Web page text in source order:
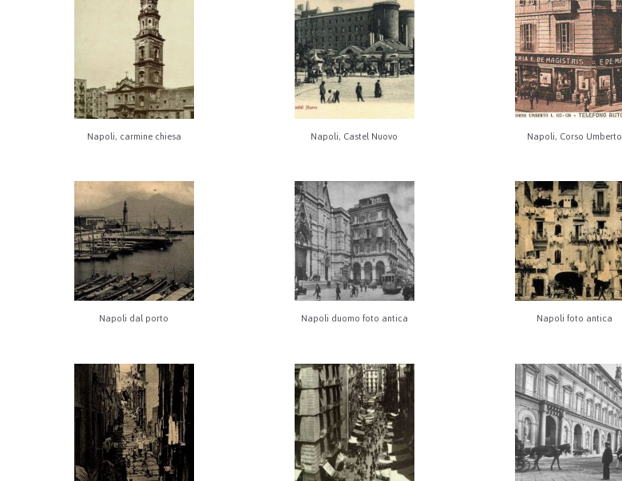
Napoli, carmine chiesa Napoli, Castel Nuovo Napoli, Corso Umberto
Napoli dal porto Napoli duomo foto antica Napoli foto antica